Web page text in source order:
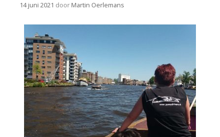
14 juni 2021 door Martin Oerlemans